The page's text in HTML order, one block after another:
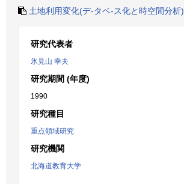
土地利用変化(デ-タベ-ス化と時空間分析)
研究代表者
氷見山 幸夫
研究期間 (年度)
1990
研究種目
重点領域研究
研究機関
北海道教育大学